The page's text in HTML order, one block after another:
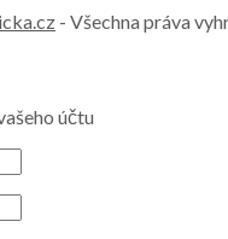
- Všechna práva
účtu